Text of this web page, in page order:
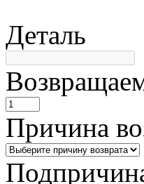
Деталь
Причина